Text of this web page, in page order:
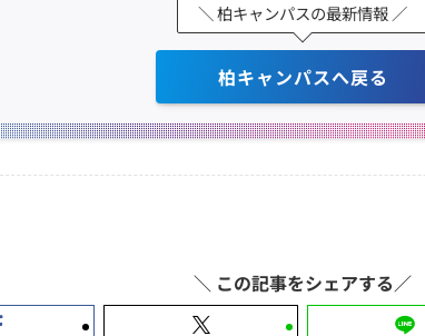
＼ 柏キャンパスの最新情報 ／
柏キャンパスへ戻る